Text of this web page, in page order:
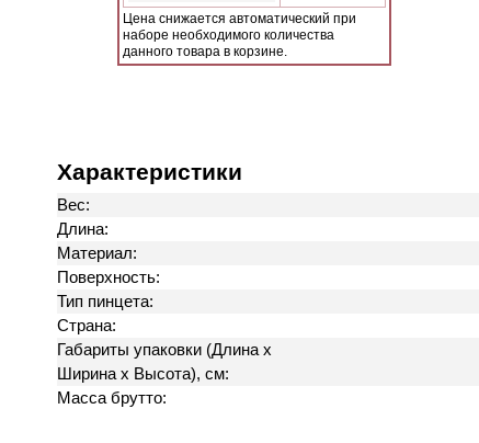
Цена снижается автоматический при
наборе необходимого количества
данного товара в корзине.
Характеристики
Вес:
Длина:
Материал:
Поверхность:
Тип пинцета:
Страна:
Габариты упаковки (Длина х
Ширина х Высота), см:
Масса брутто: